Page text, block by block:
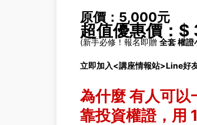
原價：5,000元
超值優惠價：
(新手必修！報名即贈 全套 權
立即加入<講座情報站>Line好
為什麼 有人可以
靠投資權證，用